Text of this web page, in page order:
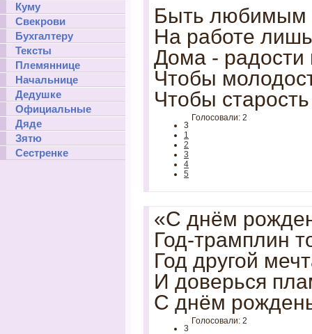
Куму
Свекрови
Бухгалтеру
Тексты
Племяннице
Начальнице
Дедушке
Официальные
Дяде
Зятю
Сестренке
Быть любимым
На работе
Дома - радости
Чтобы
Чтобы
3
1
2
3
4
5
Голосовали: 2
«С днём
Год-трамплин
Год другой
И доверься
С днём
3
Голосовали: 2